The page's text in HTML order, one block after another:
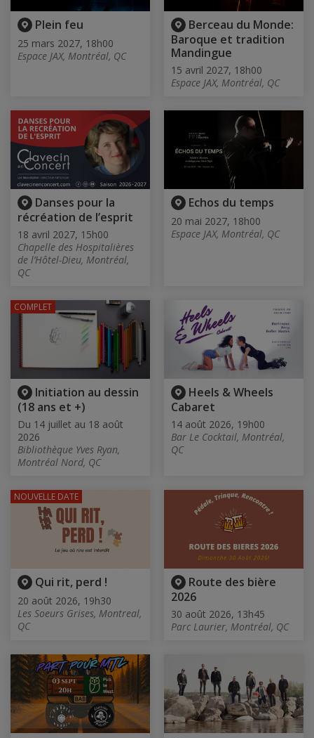
Plein feu
25 mars 2027, 18h00
Espace JAX, Montréal, QC
Berceau du Monde:
Baroque et tradition
Mandingue
15 avril 2027, 18h00
Espace JAX, Montréal, QC
Danses pour la
récréation de l’esprit
18 avril 2027, 15h00
Chapelle des Hospitalières
de l’Hôtel-Dieu, Montréal,
QC
Echos du temps
20 mai 2027, 18h00
Espace JAX, Montréal, QC
Initiation au dessin
(18 ans et +)
Du 14 juillet au 18 août
2026
Bibliothèque Yves Ryan,
Montréal Nord, QC
COMPLET
Heels & Wheels
Cabaret
14 août 2026, 19h00
Bar Le Cocktail, Montréal,
QC
Qui rit, perd !
20 août 2026, 19h30
Les Soeurs Grises, Montreal,
QC
NOUVELLE DATE
Route des bière
2026
30 août 2026, 13h45
Parc Laurier, Montréal, QC